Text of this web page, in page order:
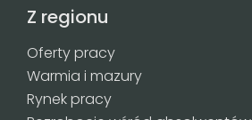
Z regionu
Oferty pracy
Warmia i mazury
Rynek pracy